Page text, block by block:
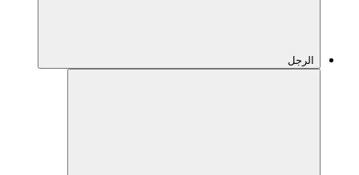
الرجل